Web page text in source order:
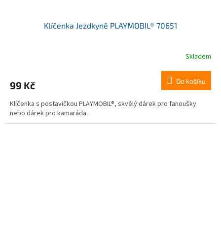
Klíčenka Jezdkyně PLAYMOBIL® 70651
Skladem
99 Kč Do košíku
Klíčenka s postavičkou PLAYMOBIL®, skvělý dárek pro fanoušky
nebo dárek pro kamaráda.